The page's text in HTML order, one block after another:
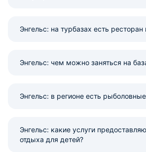
Энгельс: на турбазах есть ресторан
Энгельс: чем можно заняться на
Энгельс: в регионе есть
Энгельс: какие услуги
отдыха для детей?